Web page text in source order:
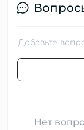
Добавьте
Нет